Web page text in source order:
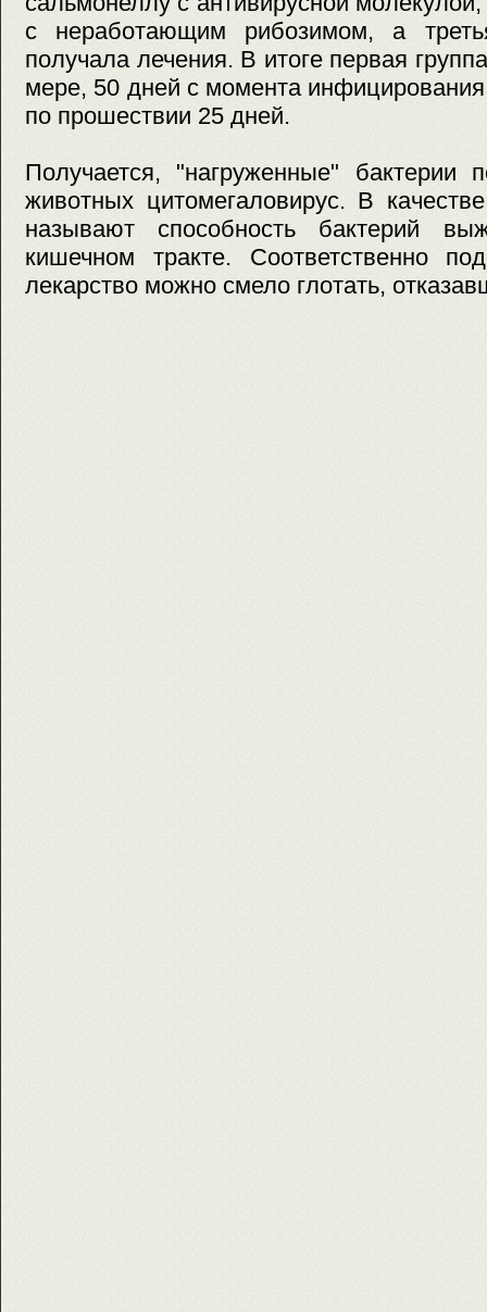
с неработающим рибозимом, а
получала лечения. В итоге первая
мере, 50 дней с момента
по прошествии 25 дней.
Получается, "нагруженные" бактерии
животных цитомегаловирус. В
называют способность бактерий
кишечном тракте. Соответственно
лекарство можно смело глотать,